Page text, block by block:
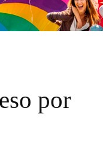
por